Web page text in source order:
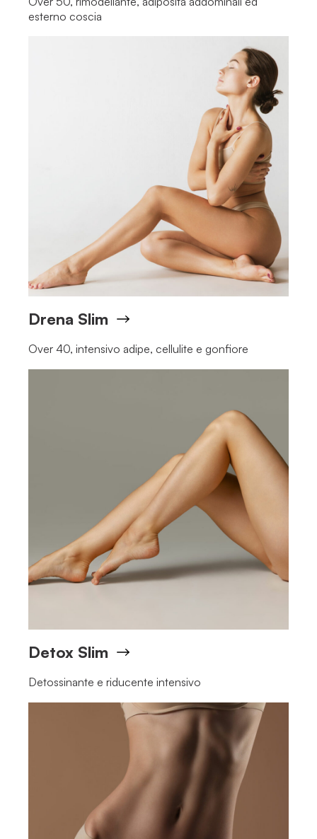
esterno coscia
Drena Slim
Over 40, intensivo adipe, cellulite e gonfiore
Detox Slim
Detossinante e riducente intensivo